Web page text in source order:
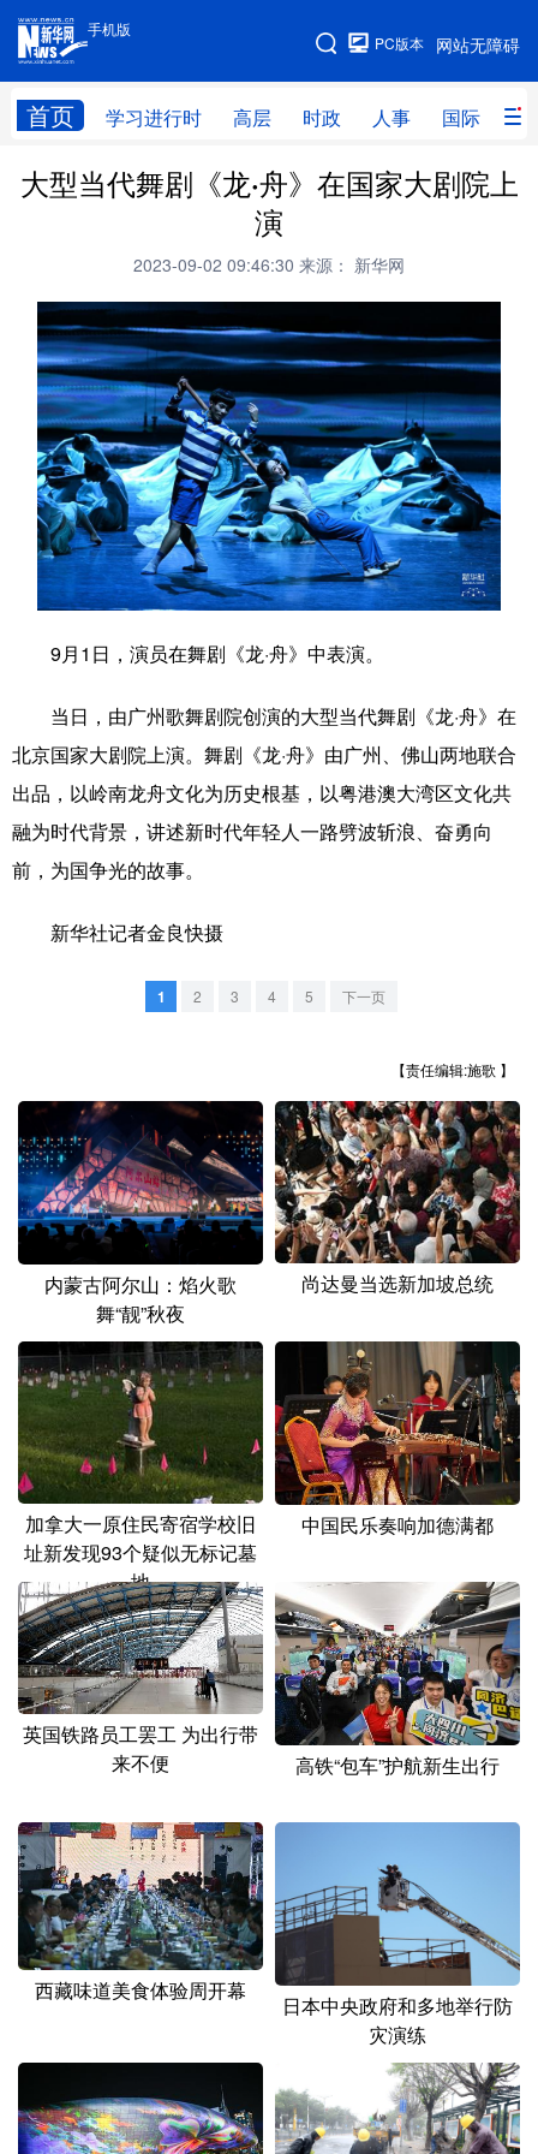
手机版
网站无障碍
PC版本
首页 学习进行时 高层 时政 人事 国际 财
手机版
网站地图
学习进行时 高层 时政 人事
全球连线
科技 科创 量子 体育
文化 书画
访谈 视频 图片 政务
法律 中央文件 金融 汽车
食品 人居 信息化 数字经济
学术中国 乡村振兴 银龄 溯源中国
文化产业
地方频道
北京 天津
湖南
广东 广西 海南 重庆
四川 贵州 云南 西藏
陕西 甘肃 青海 宁夏
新疆 内蒙古 黑龙江
多语种频道
English Español Français عربى
Русский язык 日本語 한국어
Deutsch Português
大型当代舞剧《龙·舟》在国家大剧院上
演
2023-09-02 09:46:30 来源： 新华网
9月1日，演员在舞剧《龙·舟》中表演。
当日，由广州歌舞剧院创演的大型当代舞剧《龙·舟》在
北京国家大剧院上演。舞剧《龙·舟》由广州、佛山两地联合
出品，以岭南龙舟文化为历史根基，以粤港澳大湾区文化共
融为时代背景，讲述新时代年轻人一路劈波斩浪、奋勇向
前，为国争光的故事。
新华社记者金良快摄
1 2 3 4 5 下一页
【责任编辑:施歌 】
内蒙古阿尔山：焰火歌
舞“靓”秋夜
尚达曼当选新加坡总统
加拿大一原住民寄宿学校旧
址新发现93个疑似无标记墓
地
中国民乐奏响加德满都
英国铁路员工罢工 为出行带
来不便
高铁“包车”护航新生出行
西藏味道美食体验周开幕
日本中央政府和多地举行防
灾演练